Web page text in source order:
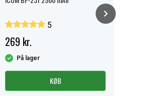
5
269 kr.
På lager
KØB